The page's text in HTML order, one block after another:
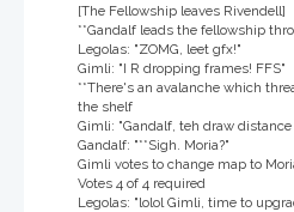
[The Fellowship leaves Rivendell]
**Gandalf leads the fellowship
Legolas: "ZOMG, leet gfx!"
Gimli: "I R dropping frames! FFS"
**There's an avalanche which
the shelf
Gimli: "Gandalf, teh draw distance
Gandalf: "**Sigh. Moria?"
Gimli votes to change map to
Votes 4 of 4 required
Legolas: "lolol Gimli, time to